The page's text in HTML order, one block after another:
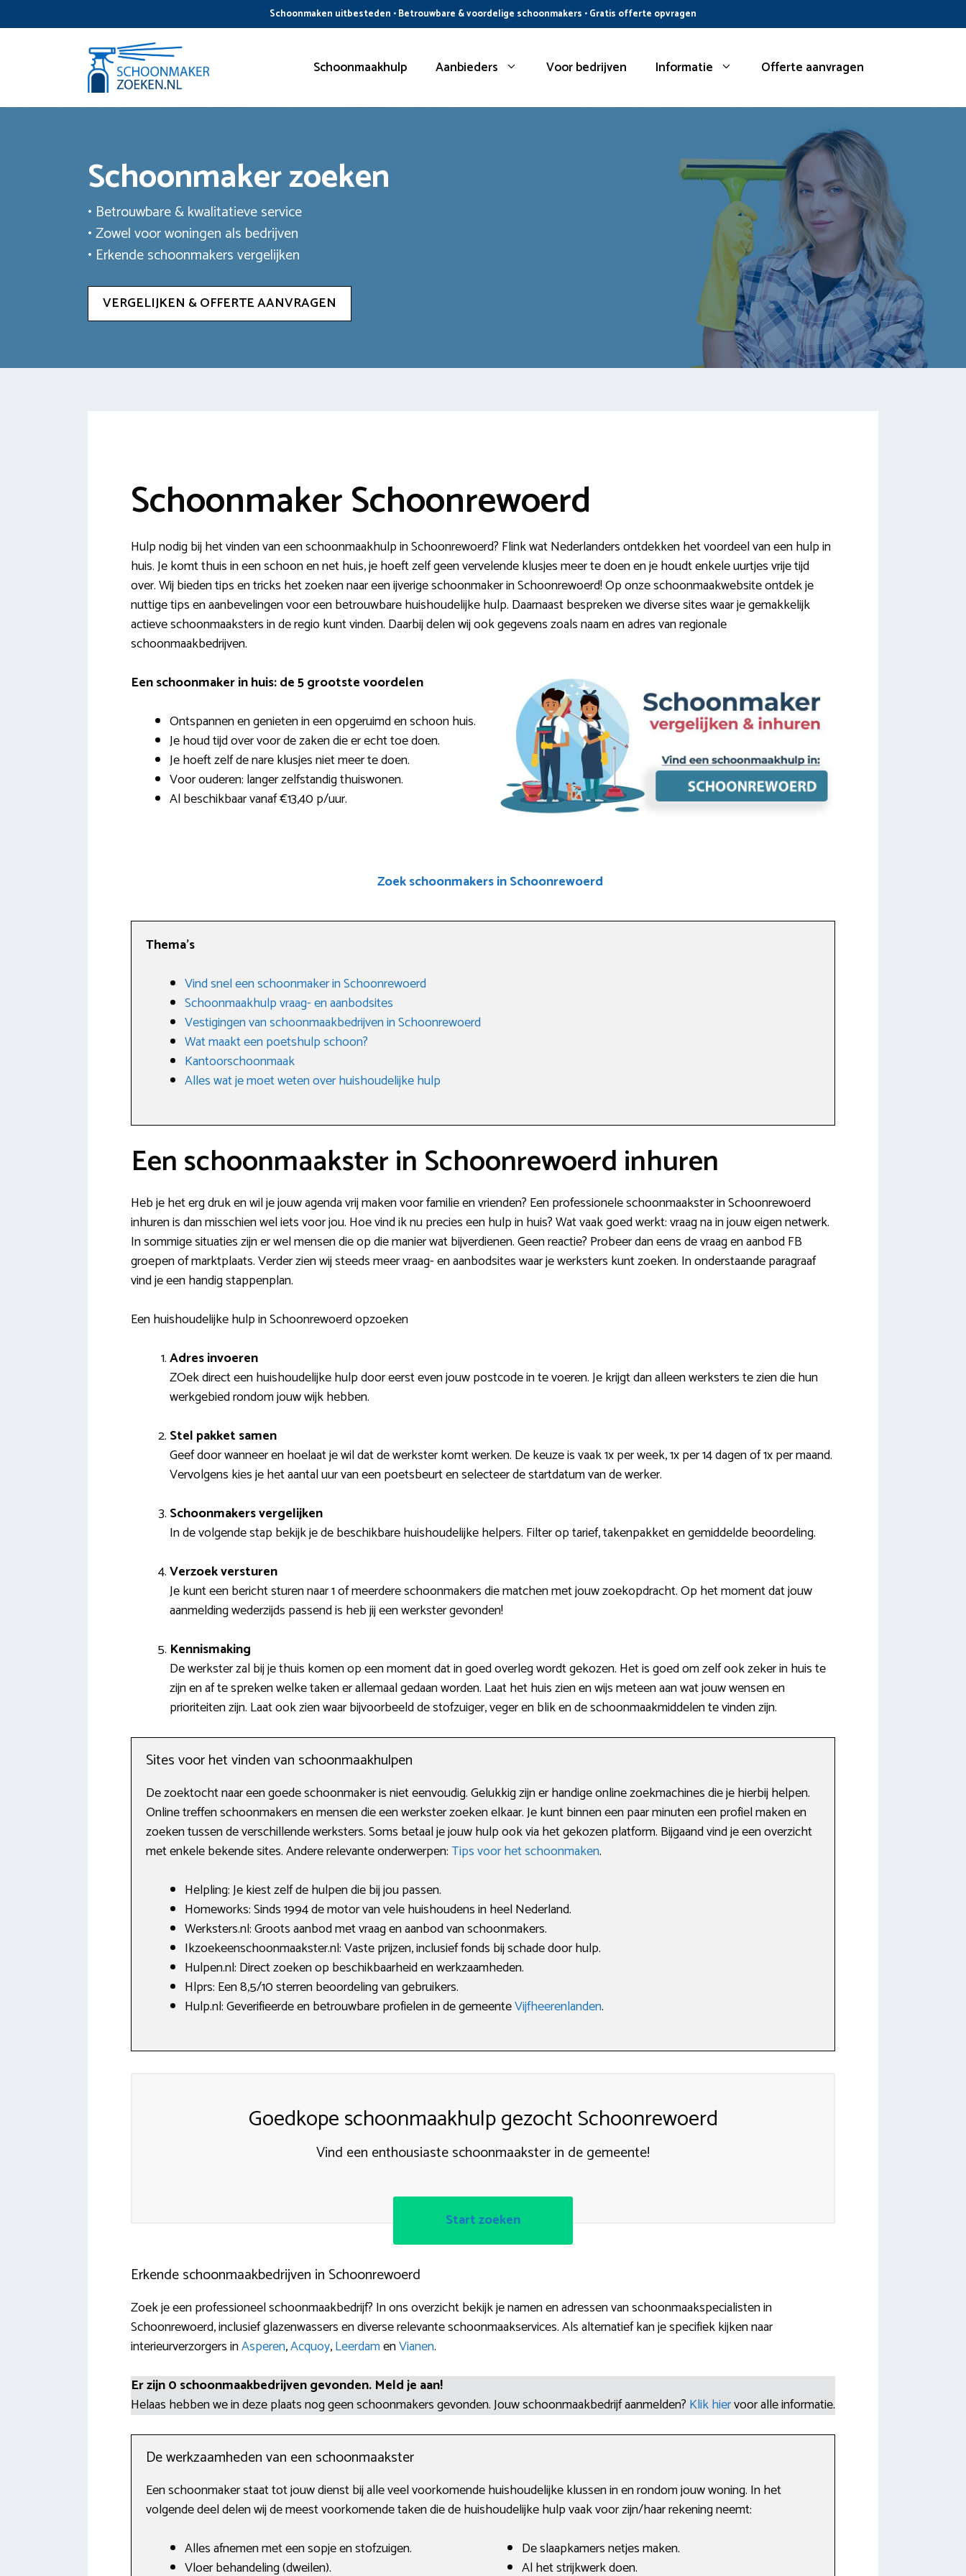
naar
Schoonmaken uitbesteden • Betrouwbare & voordelige schoonmakers • Gratis offerte opvragen
Schoonmaakhulp Aanbieders Voor bedrijven Informatie Offerte aanvragen
Schoonmaker zoeken
• Betrouwbare & kwalitatieve service
• Zowel voor woningen als bedrijven
• Erkende schoonmakers vergelijken
VERGELIJKEN & OFFERTE AANVRAGEN
Schoonmaker Schoonrewoerd
Hulp nodig bij het vinden van een schoonmaakhulp in Schoonrewoerd? Flink wat Nederlanders ontdekken het voordeel van een hulp in
huis. Je komt thuis in een schoon en net huis, je hoeft zelf geen vervelende klusjes meer te doen en je houdt enkele uurtjes vrije tijd
over. Wij bieden tips en tricks het zoeken naar een ijverige schoonmaker in Schoonrewoerd! Op onze schoonmaakwebsite ontdek je
nuttige tips en aanbevelingen voor een betrouwbare huishoudelijke hulp. Daarnaast bespreken we diverse sites waar je gemakkelijk
actieve schoonmaaksters in de regio kunt vinden. Daarbij delen wij ook gegevens zoals naam en adres van regionale
schoonmaakbedrijven.
Een schoonmaker in huis: de 5 grootste voordelen
Ontspannen en genieten in een opgeruimd en schoon huis.
Je houd tijd over voor de zaken die er echt toe doen.
Je hoeft zelf de nare klusjes niet meer te doen.
Voor ouderen: langer zelfstandig thuiswonen.
Al beschikbaar vanaf €13,40 p/uur.
Zoek schoonmakers in Schoonrewoerd
Thema’s
Vind snel een schoonmaker in Schoonrewoerd
Schoonmaakhulp vraag- en aanbodsites
Vestigingen van schoonmaakbedrijven in Schoonrewoerd
Wat maakt een poetshulp schoon?
Kantoorschoonmaak
Alles wat je moet weten over huishoudelijke hulp
Een schoonmaakster in Schoonrewoerd inhuren
Heb je het erg druk en wil je jouw agenda vrij maken voor familie en vrienden? Een professionele schoonmaakster in Schoonrewoerd
inhuren is dan misschien wel iets voor jou. Hoe vind ik nu precies een hulp in huis? Wat vaak goed werkt: vraag na in jouw eigen netwerk.
In sommige situaties zijn er wel mensen die op die manier wat bijverdienen. Geen reactie? Probeer dan eens de vraag en aanbod FB
groepen of marktplaats. Verder zien wij steeds meer vraag- en aanbodsites waar je werksters kunt zoeken. In onderstaande paragraaf
vind je een handig stappenplan.
Een huishoudelijke hulp in Schoonrewoerd opzoeken
Adres invoeren
ZOek direct een huishoudelijke hulp door eerst even jouw postcode in te voeren. Je krijgt dan alleen werksters te zien die hun
werkgebied rondom jouw wijk hebben.
Stel pakket samen
Geef door wanneer en hoelaat je wil dat de werkster komt werken. De keuze is vaak 1x per week, 1x per 14 dagen of 1x per maand.
Vervolgens kies je het aantal uur van een poetsbeurt en selecteer de startdatum van de werker.
Schoonmakers vergelijken
In de volgende stap bekijk je de beschikbare huishoudelijke helpers. Filter op tarief, takenpakket en gemiddelde beoordeling.
Verzoek versturen
Je kunt een bericht sturen naar 1 of meerdere schoonmakers die matchen met jouw zoekopdracht. Op het moment dat jouw
aanmelding wederzijds passend is heb jij een werkster gevonden!
Kennismaking
De werkster zal bij je thuis komen op een moment dat in goed overleg wordt gekozen. Het is goed om zelf ook zeker in huis te
zijn en af te spreken welke taken er allemaal gedaan worden. Laat het huis zien en wijs meteen aan wat jouw wensen en
prioriteiten zijn. Laat ook zien waar bijvoorbeeld de stofzuiger, veger en blik en de schoonmaakmiddelen te vinden zijn.
Sites voor het vinden van schoonmaakhulpen
De zoektocht naar een goede schoonmaker is niet eenvoudig. Gelukkig zijn er handige online zoekmachines die je hierbij helpen.
Online treffen schoonmakers en mensen die een werkster zoeken elkaar. Je kunt binnen een paar minuten een profiel maken en
zoeken tussen de verschillende werksters. Soms betaal je jouw hulp ook via het gekozen platform. Bijgaand vind je een overzicht
met enkele bekende sites. Andere relevante onderwerpen:Tips voor het schoonmaken.
Helpling: Je kiest zelf de hulpen die bij jou passen.
Homeworks: Sinds 1994 de motor van vele huishoudens in heel Nederland.
Werksters.nl: Groots aanbod met vraag en aanbod van schoonmakers.
Ikzoekeenschoonmaakster.nl: Vaste prijzen, inclusief fonds bij schade door hulp.
Hulpen.nl: Direct zoeken op beschikbaarheid en werkzaamheden.
Hlprs: Een 8,5/10 sterren beoordeling van gebruikers.
Hulp.nl: Geverifieerde en betrouwbare profielen in de gemeenteVijfheerenlanden.
Goedkope schoonmaakhulp gezocht Schoonrewoerd
Vind een enthousiaste schoonmaakster in de gemeente!
Start zoeken
Erkende schoonmaakbedrijven in Schoonrewoerd
Zoek je een professioneel schoonmaakbedrijf? In ons overzicht bekijk je namen en adressen van schoonmaakspecialisten in
Schoonrewoerd, inclusief glazenwassers en diverse relevante schoonmaakservices. Als alternatief kan je specifiek kijken naar
interieurverzorgers inAsperen,Acquoy,LeerdamenVianen.
Er zijn 0 schoonmaakbedrijven gevonden. Meld je aan!
Helaas hebben we in deze plaats nog geen schoonmakers gevonden. Jouw schoonmaakbedrijf aanmelden? Klik hiervoor alle informatie.
De werkzaamheden van een schoonmaakster
Een schoonmaker staat tot jouw dienst bij alle veel voorkomende huishoudelijke klussen in en rondom jouw woning. In het
volgende deel delen wij de meest voorkomende taken die de huishoudelijke hulp vaak voor zijn/haar rekening neemt:
Alles afnemen met een sopje en stofzuigen.
Vloer behandeling (dweilen).
De slaapkamers netjes maken.
Al het strijkwerk doen.